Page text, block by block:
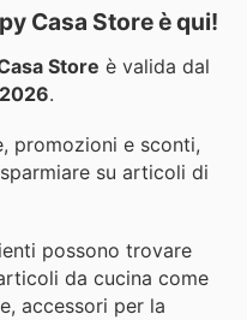
Casa Store è qui!
Store è valida dal
.
promozioni e sconti,
su articoli di
possono trovare
da cucina come
accessori per la